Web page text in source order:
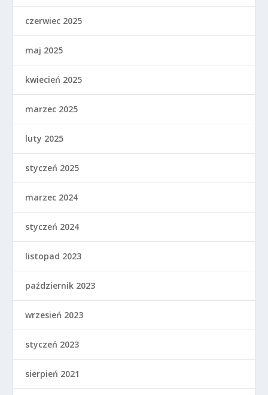
czerwiec 2025
maj 2025
kwiecień 2025
marzec 2025
luty 2025
styczeń 2025
marzec 2024
styczeń 2024
listopad 2023
październik 2023
wrzesień 2023
styczeń 2023
sierpień 2021